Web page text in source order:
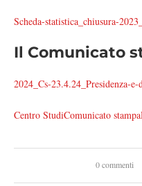
Scheda-statistica_chiusura-
Il Comunicato
2024_Cs-23.4.24_Presidenza-e-
Centro StudiComunicato stampa
0 commenti